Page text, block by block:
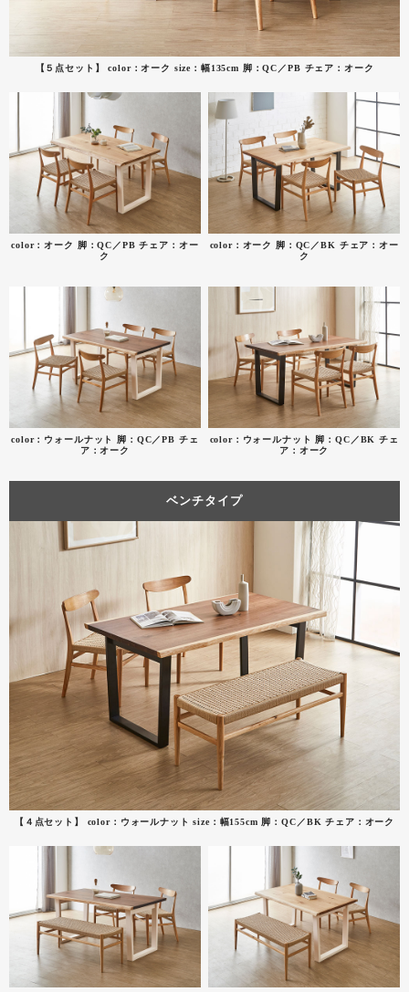
【５点セット】 color：オーク size：幅135cm 脚：QC／PB チェア：オーク
color：オーク 脚：QC／PB チェア：オー
ク
color：オーク 脚：QC／BK チェア：オー
ク
color：ウォールナット 脚：QC／PB チェ
ア：オーク
color：ウォールナット 脚：QC／BK チェ
ア：オーク
ベンチタイプ
【４点セット】 color：ウォールナット size：幅155cm 脚：QC／BK チェア：オーク